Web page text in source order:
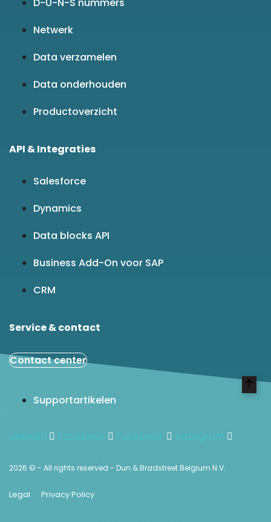
Netwerk
Data verzamelen
Data onderhouden
Productoverzicht
API & Integraties
Salesforce
Dynamics
Data blocks API
Business Add-On voor SAP
CRM
Service & contact
Contact center
Supportartikelen
Linkedin Facebook Facebook Instagram
2026 © - All rights reserved - Dun & Bradstreet Belgium N.V.
Legal Privacy Policy